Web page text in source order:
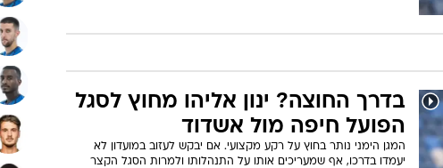
בדרך החוצה? ינון אליהו מחוץ לסגל
הפועל חיפה מול אשדוד
המגן הימני נותר בחוץ על רקע מקצועי. אם יבקש לעזוב במועדון לא
יעמדו בדרכו, אף שמעריכים אותו על התנהלותו ולמרות הסגל הקצר